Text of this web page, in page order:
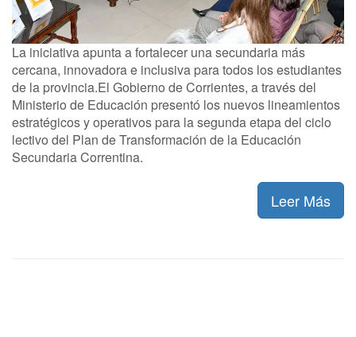
La iniciativa apunta a fortalecer una secundaria más
cercana, innovadora e inclusiva para todos los estudiantes
de la provincia.El Gobierno de Corrientes, a través del
Ministerio de Educación presentó los nuevos lineamientos
estratégicos y operativos para la segunda etapa del ciclo
lectivo del Plan de Transformación de la Educación
Secundaria Correntina.
Leer Más